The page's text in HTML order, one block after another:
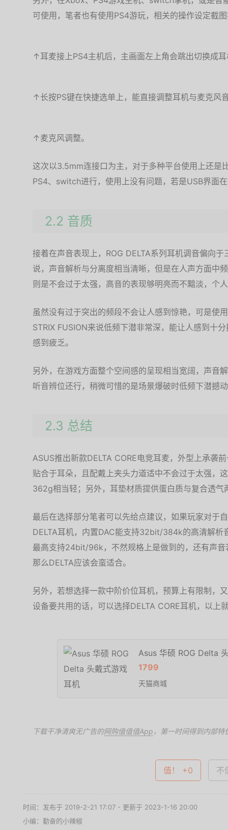
可使用，笔者也有使用PS4游玩，相关的操作设定截
↑耳麦接上PS4主机后，主画面左上角会跳出切换成
↑长按PS键在快捷选单上，能直接调整耳机与麦克风
↑麦克风调整。
这次以3.5mm连接口为主，对于多种平台使用上还是
PS4、switch进行，使用上没有问题，若是USB界面
2.2 音质
接着在声音表现上，ROG DELTA系列耳机调音偏向
说，声音解析与分离度相当清晰，但是在人声方面中
则是不会过于太强，高音的表现够明亮而不黯淡，个
虽然没有过于突出的频段不会让人感到惊艳，可是使
STRIX FUSION来说低频下潜非常深，能让人感到十
感到疲乏。
另外，在游戏方面整个空间感的呈现相当宽阔，声音
听音辨位还行，稍微可惜的是场景爆破时低频下潜撼
2.3 总结
ASUS推出新款DELTA CORE电竞耳麦，外型上承袭
贴合于耳朵，且配戴上夹头力道适中不会过于太强，
362g相当轻；另外，耳垫材质提供蛋白质与复合透
最后在选择部分笔者可以先给点建议，如果玩家对于
DELTA耳机，内置DAC能支持32bit/384k的高清解
最高支持24bit/96k，不然规格上是做到的，还有声
那么DELTA应该会蛮适合。
另外，若想选择一款中阶价位耳机，预算上有限制，
设备要共用的话，可以选择DELTA CORE耳机，以上
Asus 华硕 ROG Delta
1799
天猫商城
下载干净清爽无广告的网购值值值App ，第一时间得到内部特
值！ +0 不
时间：发布于 2019-2-21 17:07 - 更新于 2023-1-16 20:00
小编：勤奋的小辣椒